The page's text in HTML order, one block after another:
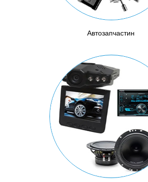
Автозапчастин